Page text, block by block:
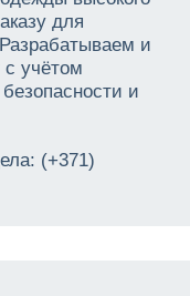
для
и
учётом
и
(+371)